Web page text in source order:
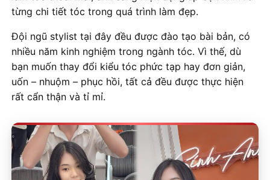
từng chi tiết tóc trong quá trình làm đẹp.
Đội ngũ stylist tại đây đều được đào tạo bài bản, có
nhiều năm kinh nghiệm trong ngành tóc. Vì thế, dù
bạn muốn thay đổi kiểu tóc phức tạp hay đơn giản,
uốn – nhuộm – phục hồi, tất cả đều được thực hiện
rất cẩn thận và tỉ mỉ.